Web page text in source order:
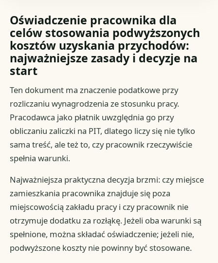
Oświadczenie pracownika dla
celów stosowania podwyższonych
kosztów uzyskania przychodów:
najważniejsze zasady i decyzje na
start
Ten dokument ma znaczenie podatkowe przy
rozliczaniu wynagrodzenia ze stosunku pracy.
Pracodawca jako płatnik uwzględnia go przy
obliczaniu zaliczki na PIT, dlatego liczy się nie tylko
sama treść, ale też to, czy pracownik rzeczywiście
spełnia warunki.
Najważniejsza praktyczna decyzja brzmi: czy miejsce
zamieszkania pracownika znajduje się poza
miejscowością zakładu pracy i czy pracownik nie
otrzymuje dodatku za rozłąkę. Jeżeli oba warunki są
spełnione, można składać oświadczenie; jeżeli nie,
podwyższone koszty nie powinny być stosowane.